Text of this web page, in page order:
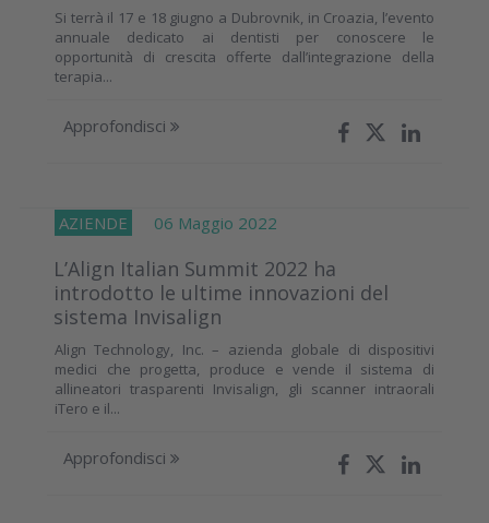
Si terrà il 17 e 18 giugno a Dubrovnik, in Croazia, l’evento
annuale dedicato ai dentisti per conoscere le
opportunità di crescita offerte dall’integrazione della
terapia...
Approfondisci
AZIENDE 06 Maggio 2022
L’Align Italian Summit 2022 ha
introdotto le ultime innovazioni del
sistema Invisalign
Align Technology, Inc. – azienda globale di dispositivi
medici che progetta, produce e vende il sistema di
allineatori trasparenti Invisalign, gli scanner intraorali
iTero e il...
Approfondisci